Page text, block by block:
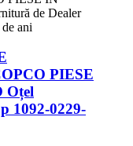
PIESE
Oțel
1092-0229-